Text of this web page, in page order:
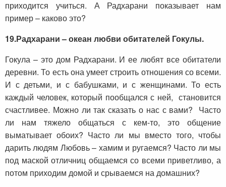
приходится учиться. А Радхарани показывает нам
пример – каково это?
19.Радхарани – океан любви обитателей Гокулы.
Гокула – это дом Радхарани. И ее любят все обитатели
деревни. То есть она умеет строить отношения со всеми.
И с детьми, и с бабушками, и с женщинами. То есть
каждый человек, который пообщался с ней, становится
счастливее. Можно ли так сказать о нас с вами? Часто
ли нам тяжело общаться с кем-то, это общение
выматывает обоих? Часто ли мы вместо того, чтобы
дарить людям Любовь – хамим и ругаемся? Часто ли мы
под маской отличниц общаемся со всеми приветливо, а
потом приходим домой и срываемся на домашних?